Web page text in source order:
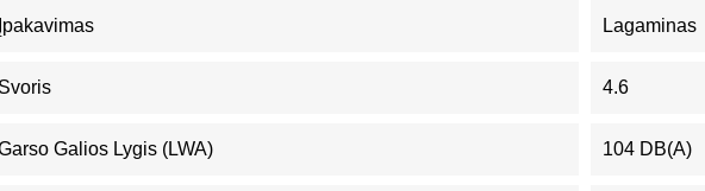
Įpakavimas Lagaminas
Svoris 4.6
Galios Lygis (LWA) 104 DB(A)